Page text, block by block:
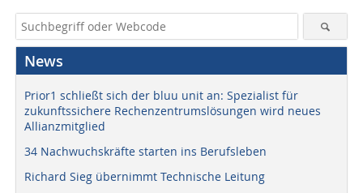
News
Prior1 schließt sich der bluu unit an: Spezialist für
zukunftssichere Rechenzentrumslösungen wird neues
Allianzmitglied
34 Nachwuchskräfte starten ins Berufsleben
Richard Sieg übernimmt Technische Leitung